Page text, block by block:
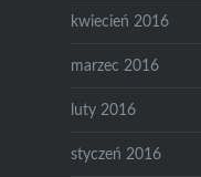
kwiecień 2016
marzec 2016
luty 2016
styczeń 2016